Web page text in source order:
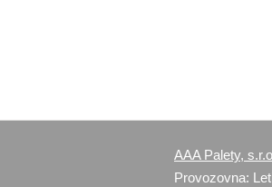
AAA Palety,
Provozovna: